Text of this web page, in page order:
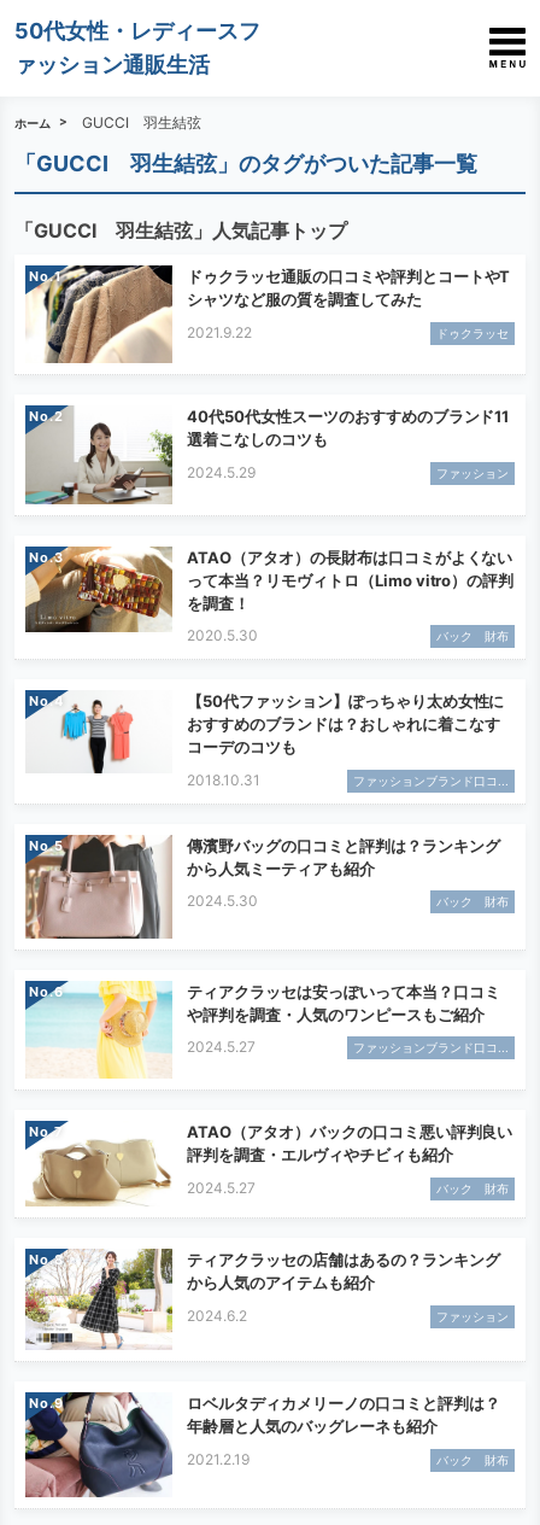
50代女性・レディースフ
ァッション通販生活
ホーム GUCCI 羽生結弦
「GUCCI 羽生結弦」のタグがついた記事一覧
「GUCCI 羽生結弦」人気記事トップ
No.
ドゥクラッセ通販の口コミや評判とコートやT
シャツなど服の質を調査してみた
2021.9.22 ドゥクラッセ
No.
40代50代女性スーツのおすすめのブランド11
選着こなしのコツも
2024.5.29 ファッション
No.
ATAO（アタオ）の長財布は口コミがよくない
って本当？リモヴィトロ（Limo vitro）の評判
を調査！
2020.5.30 バック 財布
No.
【50代ファッション】ぽっちゃり太め女性に
おすすめのブランドは？おしゃれに着こなす
コーデのコツも
2018.10.31 ファッションブランド口コ...
No.
傳濱野バッグの口コミと評判は？ランキング
から人気ミーティアも紹介
2024.5.30 バック 財布
No.
ティアクラッセは安っぽいって本当？口コミ
や評判を調査・人気のワンピースもご紹介
2024.5.27 ファッションブランド口コ...
No.
ATAO（アタオ）バックの口コミ悪い評判良い
評判を調査・エルヴィやチビィも紹介
2024.5.27 バック 財布
No.
ティアクラッセの店舗はあるの？ランキング
から人気のアイテムも紹介
2024.6.2 ファッション
No.
ロベルタディカメリーノの口コミと評判は？
年齢層と人気のバッグレーネも紹介
2021.2.19 バック 財布